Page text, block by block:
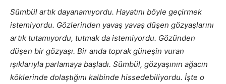
Sümbül artık dayanamıyordu. Hayatını böyle geçirmek
istemiyordu. Gözlerinden yavaş yavaş düşen gözyaşlarını
artık tutamıyordu, tutmak da istemiyordu. Gözünden
düşen bir gözyaşı. Bir anda toprak güneşin vuran
ışıklarıyla parlamaya başladı. Sümbül, gözyaşının ağacın
köklerinde dolaştığını kalbinde hissedebiliyordu. İşte o